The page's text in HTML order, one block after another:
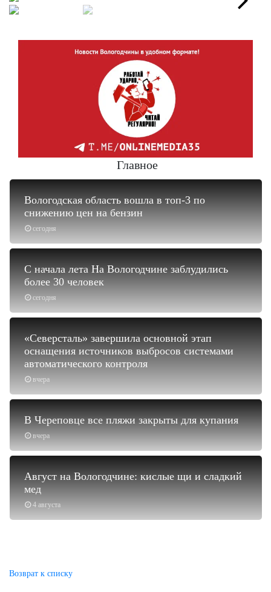
Главное
сегодня
Вологодская область вошла в топ-3 по
снижению цен на бензин
сегодня
С начала лета На Вологодчине заблудились
более 30 человек
вчера
«Северсталь» завершила основной этап
оснащения источников выбросов системами
автоматического контроля
вчера
В Череповце все пляжи закрыты для купания
4 августа
Август на Вологодчине: кислые щи и сладкий
мед
Возврат к списку